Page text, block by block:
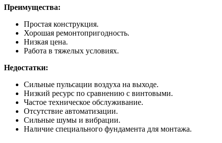
Преимущества:
Простая конструкция.
Хорошая ремонтопригодность.
Низкая цена.
Работа в тяжелых условиях.
Недостатки:
Сильные пульсации воздуха на выходе.
Низкий ресурс по сравнению с винтовыми.
Частое техническое обслуживание.
Отсутствие автоматизации.
Сильные шумы и вибрации.
Наличие специального фундамента для монтажа.